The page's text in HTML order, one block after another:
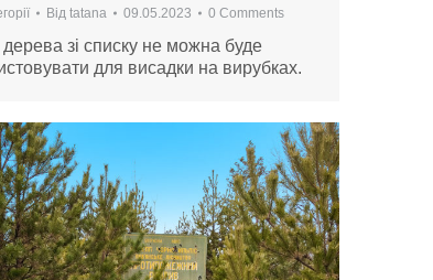
Від tatana 09.05.2023 0 Comments
зі списку не можна буде
для висадки на вирубках.